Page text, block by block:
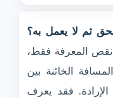
ثم لا يعمل به؟
المعرفة فقط،
الخائنة بين
فقد يعرف